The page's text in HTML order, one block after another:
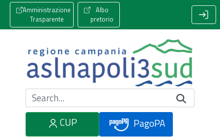
Amministrazione
Trasparente
Albo
pretorio
Cerca nel sito
CUP
PagoPA